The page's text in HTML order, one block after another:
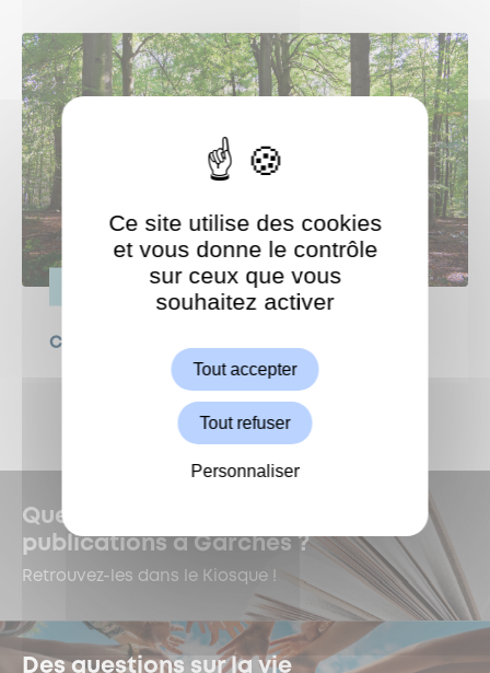
VIE PRATIQUE
Canicule : protégeons nos forêts !
Quelles sont les dernières
publications à Garches ?
Retrouvez-les dans le Kiosque !
Des questions sur la vie
ShareThis est désactivé.
Ce site utilise des cookies
et vous donne le contrôle
sur ceux que vous
souhaitez activer
Tout accepter
Tout refuser
Personnaliser